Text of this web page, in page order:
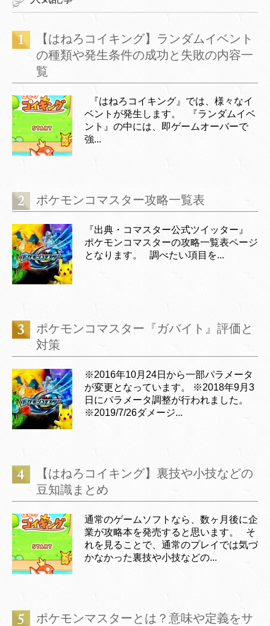
【はねろコイキング】ランダムイベント
の種類や発生条件の成功と失敗の内容一
覧
『はねろコイキング』では、様々なイ
ベントが発生します。 『ランダムイベ
ント』の中には、即ゲームオーバーで
強...
ポケモンコマスター攻略一覧表
『出典・コマスター公式ツイッター』
ポケモンコマスターの攻略一覧表ページ
となります。 調べたい項目を...
ポケモンコマスター『ガバイト』評価と
対策
※2016年10月24日から一部パラメータ
が変更となっています。 ※2018年9月3
日にパラメータ調整が行われました。
※2019/7/26ダメージ...
【はねろコイキング】裏技や小技などの
豆知識まとめ
通常のゲームソフトなら、数ヶ月後に企
業が攻略本を発売すると思います。 そ
れを見ることで、通常のプレイでは気づ
かなかった裏技や小技などの...
ポケモンマスターとは？意味や定義をサ